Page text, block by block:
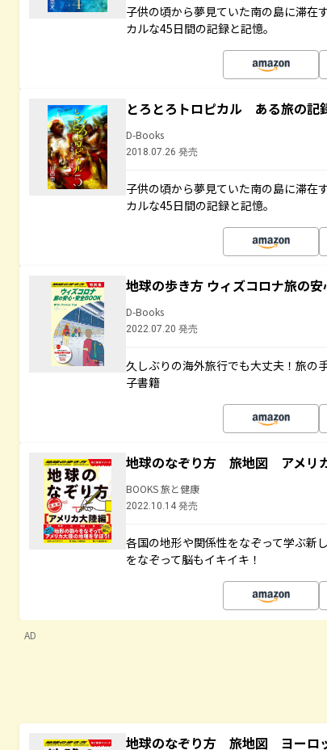
子供の頃から夢見ていた南の島に滞在
カルな45日間の記録と記憶。
とろとろトロピカル ある旅の
D-Books
2018.07.26 発売
子供の頃から夢見ていた南の島に滞在
カルな45日間の記録と記憶。
地球の歩き方 ウィズコロナ旅の
D-Books
2022.07.20 発売
久しぶりの海外旅行でも大丈夫！旅の
子書籍
地球のなぞり方 旅地図 アメリ
BOOKS 旅と健康
2022.10.14 発売
各国の地形や関係性をなぞって学ぶ新
をなぞって脳もイキイキ！
AD
地球のなぞり方 旅地図 ヨーロ